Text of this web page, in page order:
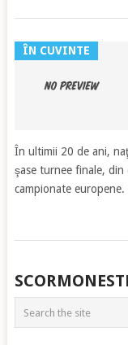
ÎN CUVINTE
În ultimii 20 de ani,
şase turnee finale, din
campionate europene.
POSTS